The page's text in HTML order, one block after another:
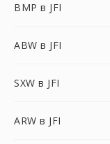
BMP в JFI
ABW в JFI
SXW в JFI
ARW в JFI